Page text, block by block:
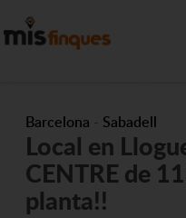
Barcelona Sabadell
Local en
CENTRE de
planta!!